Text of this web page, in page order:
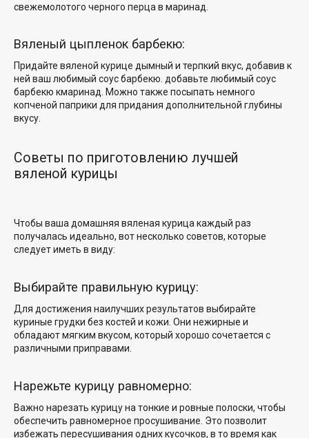
свежемолотого черного перца в маринад.
Вяленый цыпленок барбекю:
Придайте вяленой курице дымный и терпкий вкус, добавив к
ней ваш любимый соус барбекю. добавьте любимый соус
барбекю кмаринад. Можно также посыпать немного
копченой паприки для придания дополнительной глубины
вкусу.
Советы по приготовлению лучшей
вяленой курицы
Чтобы ваша домашняя вяленая курица каждый раз
получалась идеально, вот несколько советов, которые
следует иметь в виду:
Выбирайте правильную курицу:
Для достижения наилучших результатов выбирайте
куриные грудки без костей и кожи. Они нежирные и
обладают мягким вкусом, который хорошо сочетается с
различными приправами.
Нарежьте курицу равномерно:
Важно нарезать курицу на тонкие и ровные полоски, чтобы
обеспечить равномерное просушивание. Это позволит
избежать пересушивания одних кусочков, в то время как